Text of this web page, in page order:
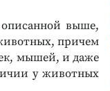
выше,
причем
мышей, и даже
у животных